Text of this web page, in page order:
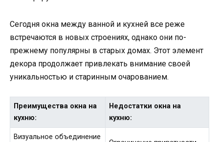
Сегодня окна между ванной и кухней все реже
встречаются в новых строениях, однако они по-
прежнему популярны в старых домах. Этот элемент
декора продолжает привлекать внимание своей
уникальностью и старинным очарованием.
Преимущества окна на
кухню:
Недостатки окна на
кухню:
Визуальное объединение